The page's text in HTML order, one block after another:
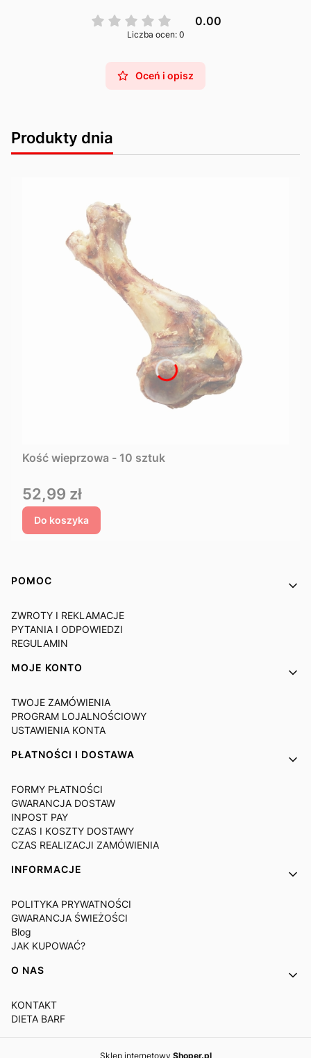
0.00
Liczba ocen: 0
Oceń i opisz
Produkty dnia
Kość wieprzowa - 10 sztuk
Cena
52,99 zł
Do koszyka
Linki w stopce
POMOC
ZWROTY I REKLAMACJE
PYTANIA I ODPOWIEDZI
REGULAMIN
MOJE KONTO
TWOJE ZAMÓWIENIA
PROGRAM LOJALNOŚCIOWY
USTAWIENIA KONTA
PŁATNOŚCI I DOSTAWA
FORMY PŁATNOŚCI
GWARANCJA DOSTAW
INPOST PAY
CZAS I KOSZTY DOSTAWY
CZAS REALIZACJI ZAMÓWIENIA
INFORMACJE
POLITYKA PRYWATNOŚCI
GWARANCJA ŚWIEŻOŚCI
Blog
JAK KUPOWAĆ?
O NAS
KONTAKT
DIETA BARF
Sklep internetowy Shoper.pl